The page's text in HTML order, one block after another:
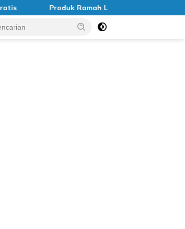
Produk Ramah Lingkungan di Indonesia